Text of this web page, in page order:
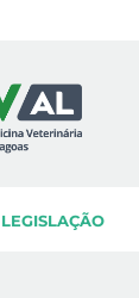
LEGISLAÇÃO